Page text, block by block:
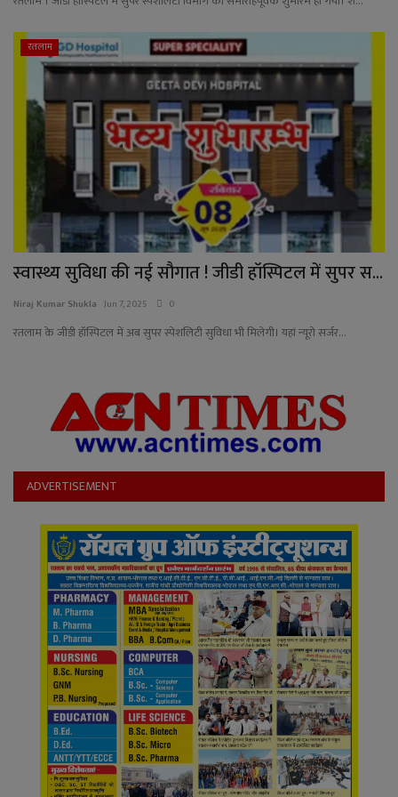
Language
English Hiindi
रतलाम
स्वास्थ्य सुविधा की नई सौगात ! जीडी हॉस्पिटल में सुपर स...
Niraj Kumar Shukla Jun 7, 2025 0
रतलाम के जीडी हॉस्पिटल में अब सुपर स्पेशलिटी सुविधा भी मिलेगी। यहां न्यूरो सर्जर...
ADVERTISEMENT